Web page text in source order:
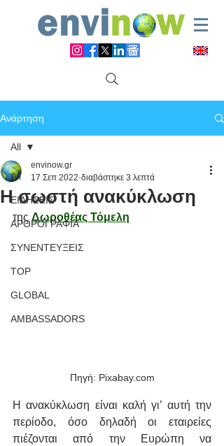
Ανάρτηση
All
ΕΙΔΗΣΕΙΣ
ΑΡΘΡΟΓΡΑΦΙΑ
ΣΥΝΕΝΤΕΥΞΕΙΣ
TOP
GLOBAL
AMBASSADORS
All
Η σωστή ανακύκλωση
envinow.gr
17 Σεπ 2022 διαβάστηκε 3 λεπτά
της Δωροθέας Τόμελη
Πηγή: Pixabay.com
Η ανακύκλωση είναι καλή γι’ αυτή την
περίοδο, όσο δηλαδή οι εταιρείες
πιέζονται από την Ευρώπη να